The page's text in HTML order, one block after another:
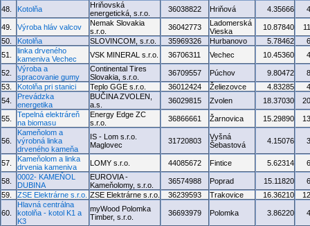
48. Kotolňa
Hriňovská
energetická, s.r.o.
36038822 Hriňová 4.35666
49. Výroba hláv valcov
Nemak Slovakia
s.r.o.
36042773
Ladomerská
Vieska
10.87840
50.
Kotolňa SLOVINCOM, s.r.o. 35969326 Hurbanovo 5.78462
51.
linka drveného
kameniva Vechec
VSK MINERAL s.r.o. 36706311 Vechec 10.45360
52.
Výroba a
spracovanie gumy
Continental Tires
Slovakia, s.r.o.
36709557 Púchov 9.80472
53.
Kotolňa pri stanici Teplo GGE s.r.o. 36012424 Želiezovce 4.83285
54.
Prevádzka
energetika
BUČINA ZVOLEN,
a.s.
36029815 Zvolen 18.37030
55.
Tepelná elektráreň
na biomasu
Energy Edge ZC
s.r.o.
36866661 Žarnovica 15.29890
56.
Kameňolom a
výrobná linka
drveného kameňa
IS - Lom s.r.o.
Maglovec
31720803
Vyšná
Šebastová
4.15076
57.
Kameňolom a linka
drvenia kameniva
LOMY s.r.o. 44085672 Fintice 5.62314
58.
0002- KAMEŇOL
DUBINA
EUROVIA -
Kameňolomy, s.r.o.
36574988 Poprad 15.11820
59.
ZSE Elektrárne s.r.o. ZSE Elektrárne s.r.o. 36239593 Trakovice 16.36210
60.
Hlavná centrálna
kotolňa - kotol K1 a
K3
myWood Polomka
Timber, s.r.o.
36693979 Polomka 3.86220